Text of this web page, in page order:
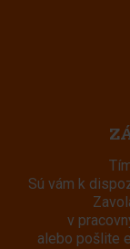
Sú vám k
v
alebo pošlite